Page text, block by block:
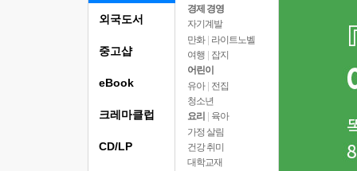
경제 경영
자기계발
만화 | 라이트노벨
여행
잡지
어린이
유아 | 전집
청소년
요리
육아
가정 살림
건강 취미
대학교재
외국도서
중고샵
eBook
크레마클럽
CD/LP